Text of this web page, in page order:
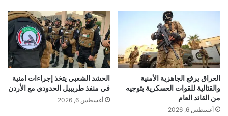
العراق يرفع الجاهزية الأمنية
والقتالية للقوات العسكرية بتوجيه
من القائد العام
أغسطس 6, 2026
الحشد الشعبي يتخذ إجراءات امنية
في منفذ طريبيل الحدودي مع الأردن
أغسطس 6, 2026